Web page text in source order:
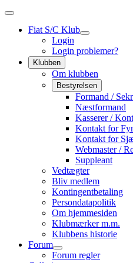
Fiat S/C Klub
Login
Login problemer?
Klubben
Om klubben
Bestyrelsen
Formand /
Næstformand
Kasserer /
Kontakt for
Kontakt for
Webmaster /
Suppleant
Vedtægter
Bliv medlem
Kontingentbetaling
Persondatapolitik
Om hjemmesiden
Klubmærker m.m.
Klubbens historie
Forum
Forum regler